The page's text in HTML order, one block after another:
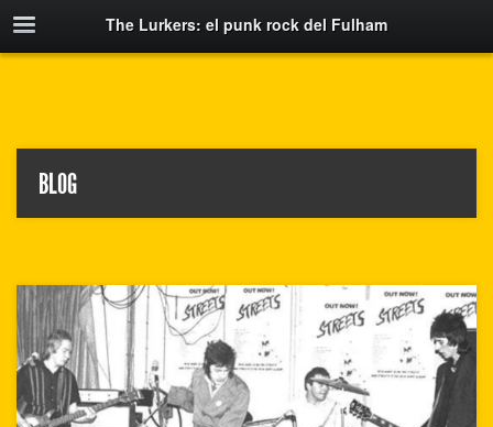
The Lurkers: el punk rock del Fulham
BLOG